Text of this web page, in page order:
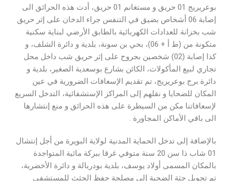
بوعريريج 01 حريق و مستغانم 01 حريق، أدت هذه الحرائق الى
إصابة 06 أشخاص بضيق في التنفس جراء الدخان على إثر حريق
شب بخزانة للعدادات الكهربائية بالطابق الأرضي لبناية سكنية
متكونة من (ط أ + 06)، بحي بن سونة، بلدية و دائرة الشلف، و
كذا إصابة (02) شخصين بجروح على إثر حريق شب داخل محل
تجاري لبيع المأكولات، الكائن بشارع بوسعدية الصغير، بلدية و
دائرة برج بوعريريج، تم تقديم الإسعافات الضرورية في عين
المكان للضحايا و نقلهم إلى المراكز الإستشفائية، التدخل السريع
لإسعافاتنا مكن من السيطرة على هذه الحرائق و منع إنتشارها
الى باقي الأماكن المجاورة .
بالإضافة إلى تدخل الحماية المدنية لولاية البويرة من أجل إنتشال
01 شاب ذا سن 20 سنة متوفي غرقا ببركة مائية المتواجدة
بالمكان المسمى أولاد يوسف، بلدية بودربالة و دائرة الأخضرية،
تم تحويل جثة الضحية إلى مصلحة حفظ الجثث للمستشفى